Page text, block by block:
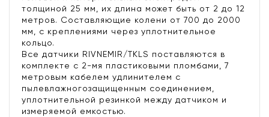
толщиной 25 мм, их длина может быть от 2 до 12
метров. Составляющие колени от 700 до 2000
мм, с креплениями через уплотнительное
кольцо.
Все датчики RIVNEMIR/TKLS поставляются в
комплекте с 2-мя пластиковыми пломбами, 7
метровым кабелем удлинителем с
пылевлажногозащищенным соединением,
уплотнительной резинкой между датчиком и
измеряемой емкостью.